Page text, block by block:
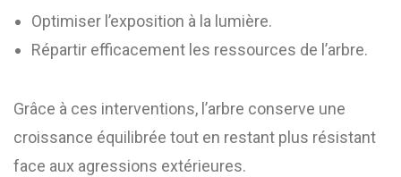
Optimiser l’exposition à la lumière.
Répartir efficacement les ressources de l’arbre.
Grâce à ces interventions, l’arbre conserve une
croissance équilibrée tout en restant plus résistant
face aux agressions extérieures.